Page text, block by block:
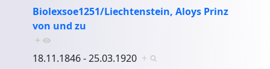
Biolexsoe1251/Liechtenstein, Aloys Prinz
von und zu
+
18.11.1846 - 25.03.1920 +